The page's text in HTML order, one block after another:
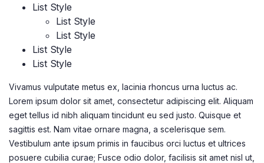
List Style
List Style
List Style
List Style
List Style
Vivamus vulputate metus ex, lacinia rhoncus urna luctus ac.
Lorem ipsum dolor sit amet, consectetur adipiscing elit. Aliquam
eget tellus id nibh aliquam tincidunt eu sed justo. Quisque et
sagittis est. Nam vitae ornare magna, a scelerisque sem.
Vestibulum ante ipsum primis in faucibus orci luctus et ultrices
posuere cubilia curae; Fusce odio dolor, facilisis sit amet nisl ut,